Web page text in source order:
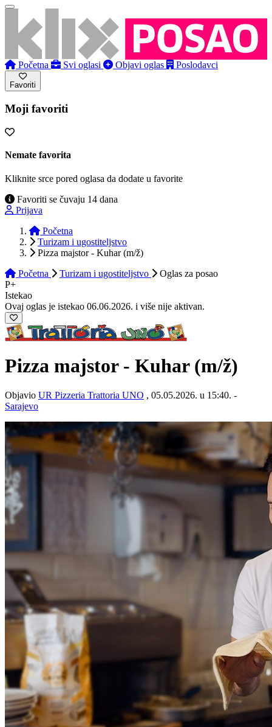
Početna Svi oglasi Objavi oglas Poslodavci
Favoriti
Moji favoriti
Nemate favorita
Kliknite srce pored oglasa da dodate u favorite
Favoriti se čuvaju 14 dana
Prijava
Početna
Turizam i ugostiteljstvo
Pizza majstor - Kuhar (m/ž)
Početna
Turizam i ugostiteljstvo Oglas za posao
P+
Istekao
Ovaj oglas je istekao 06.06.2026. i više nije aktivan.
Pizza majstor - Kuhar (m/ž)
Objavio UR Pizzeria Trattoria UNO , 05.05.2026. u 15:40. -
Sarajevo